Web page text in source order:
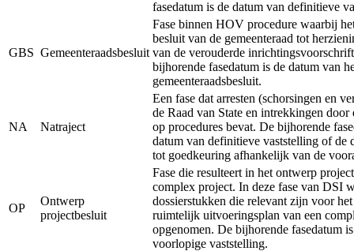
fasedatum is de datum van definitieve
GBS Gemeenteraadsbesluit
Fase binnen HOV procedure waarbij
besluit van de gemeenteraad tot
van de verouderde
bijhorende fasedatum is de datum van
gemeenteraadsbesluit.
NA Natraject
Een fase dat arresten (schorsingen en
de Raad van State en intrekkingen door
op procedures bevat. De bijhorende
datum van definitieve vaststelling of de
tot goedkeuring afhankelijk van de
OP
Ontwerp
projectbesluit
Fase die resulteert in het ontwerp
complex project. In deze fase van DSI
dossierstukken die relevant zijn voor
ruimtelijk uitvoeringsplan van een
opgenomen. De bijhorende fasedatum
voorlopige vaststelling.